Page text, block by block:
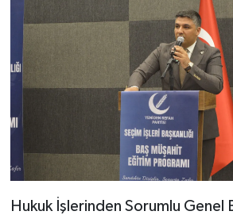
Hukuk İşlerinden Sorumlu Genel